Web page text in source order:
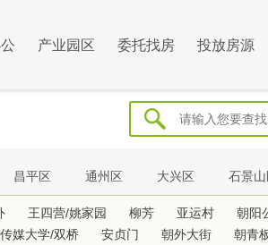
产业园区 委托找房 投放房源
昌平区 通州区 大兴区 石景
王四营/姚家园 柳芳 亚运村
朝阳
媒大学/双桥 安贞门 朝外大街
朝青